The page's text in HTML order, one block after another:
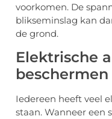
voorkomen. De
blikseminslag kan
de grond.
Elektrische
beschermen
Iedereen heeft veel
staan. Wanneer een